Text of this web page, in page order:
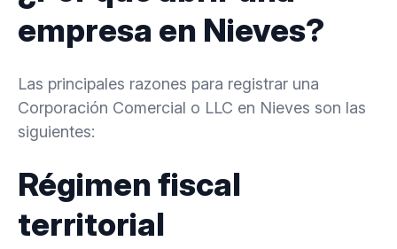
12.3. ¿Qué tipo de propiedad de empresa es
empresa en Nieves?
Las principales razones para registrar una
Corporación Comercial o LLC en Nieves son las
siguientes:
Régimen fiscal
territorial